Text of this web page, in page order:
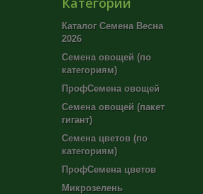
Каталог Семена Весна
2026
Семена овощей (по
категориям)
ПрофСемена овощей
Семена овощей (пакет
гигант)
Семена цветов (по
категориям)
ПрофСемена цветов
Микрозелень